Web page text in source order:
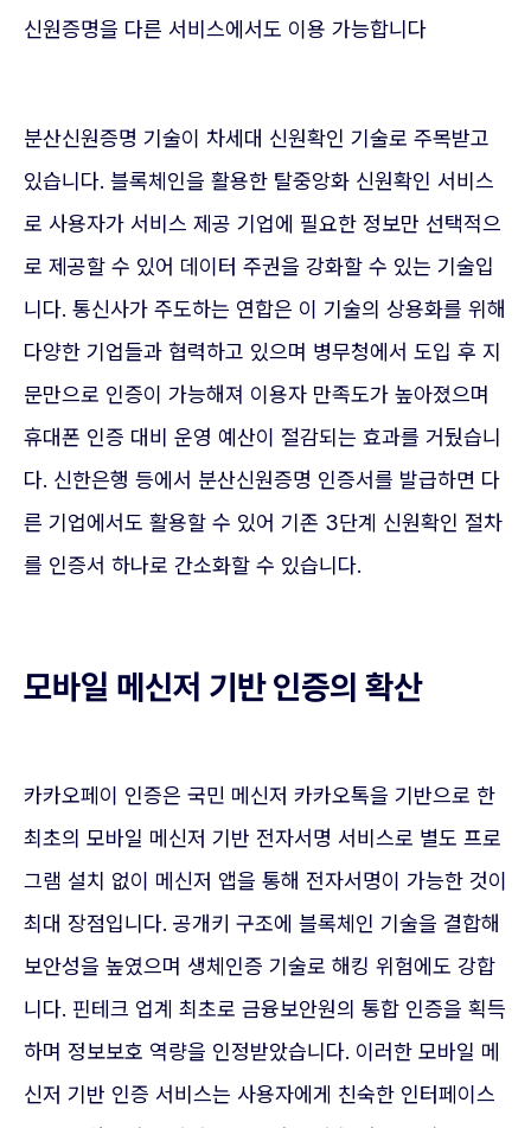
신원증명을 다른 서비스에서도 이용 가능합니다
분산신원증명 기술이 차세대 신원확인 기술로 주목받고
있습니다. 블록체인을 활용한 탈중앙화 신원확인 서비스
로 사용자가 서비스 제공 기업에 필요한 정보만 선택적으
로 제공할 수 있어 데이터 주권을 강화할 수 있는 기술입
니다. 통신사가 주도하는 연합은 이 기술의 상용화를 위해
다양한 기업들과 협력하고 있으며 병무청에서 도입 후 지
문만으로 인증이 가능해져 이용자 만족도가 높아졌으며
휴대폰 인증 대비 운영 예산이 절감되는 효과를 거뒀습니
다. 신한은행 등에서 분산신원증명 인증서를 발급하면 다
른 기업에서도 활용할 수 있어 기존 3단계 신원확인 절차
를 인증서 하나로 간소화할 수 있습니다.
모바일 메신저 기반 인증의 확산
카카오페이 인증은 국민 메신저 카카오톡을 기반으로 한
최초의 모바일 메신저 기반 전자서명 서비스로 별도 프로
그램 설치 없이 메신저 앱을 통해 전자서명이 가능한 것이
최대 장점입니다. 공개키 구조에 블록체인 기술을 결합해
보안성을 높였으며 생체인증 기술로 해킹 위험에도 강합
니다. 핀테크 업계 최초로 금융보안원의 통합 인증을 획득
하며 정보보호 역량을 인정받았습니다. 이러한 모바일 메
신저 기반 인증 서비스는 사용자에게 친숙한 인터페이스